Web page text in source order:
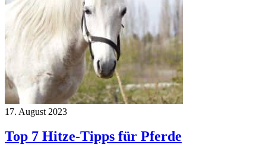
17. August 2023
Top 7 Hitze-Tipps für Pferde